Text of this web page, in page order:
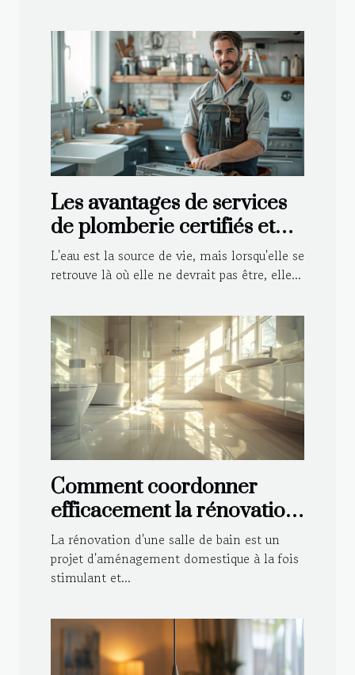
Les avantages de services
de plomberie certifiés et
agréés par les assurances
L'eau est la source de vie, mais lorsqu'elle se
retrouve là où elle ne devrait pas être, elle...
Comment coordonner
efficacement la rénovation
de votre salle de bain
La rénovation d'une salle de bain est un
projet d'aménagement domestique à la fois
stimulant et...